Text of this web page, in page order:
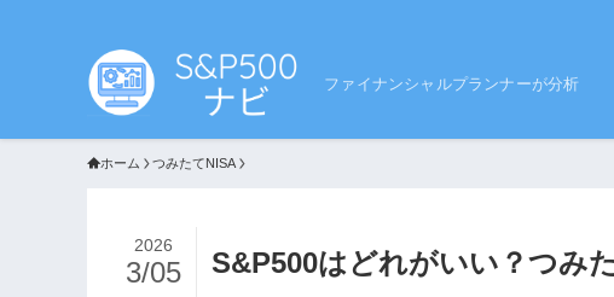
ファイナンシャルプランナーが分析
ホーム つみたてNISA
S&P500はどれがいい？つみ
2026
3/05